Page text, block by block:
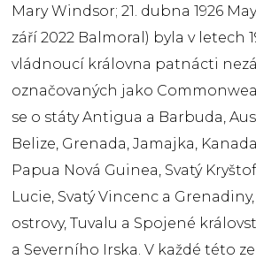
Mary Windsor; 21. dubna 1926
září 2022 Balmoral) byla v letech
vládnoucí královna patnácti
označovaných jako
se o státy Antigua a Barbuda,
Belize, Grenada, Jamajka,
Papua Nová Guinea, Svatý
Lucie, Svatý Vincenc a
ostrovy, Tuvalu a Spojené
a Severního Irska. V každé této